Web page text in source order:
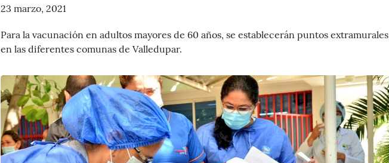
23 marzo, 2021
Para la vacunación en adultos mayores de 60 años, se establecerán puntos extramurales
en las diferentes comunas de Valledupar.